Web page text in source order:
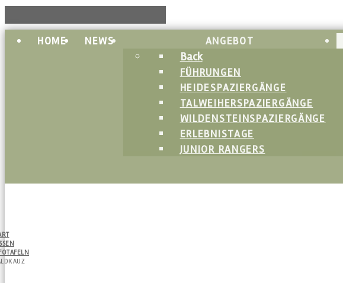
HOME NEWS ANGEBOT
Back
FÜHRUNGEN
HEIDESPAZIERGÄNGE
TALWEIHERSPAZIERGÄNGE
WILDENSTEINSPAZIERGÄNGE
ERLEBNISTAGE
JUNIOR RANGERS